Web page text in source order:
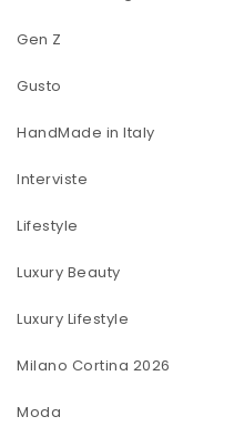
Gen Z
Gusto
HandMade in Italy
Interviste
Lifestyle
Luxury Beauty
Luxury Lifestyle
Milano Cortina 2026
Moda